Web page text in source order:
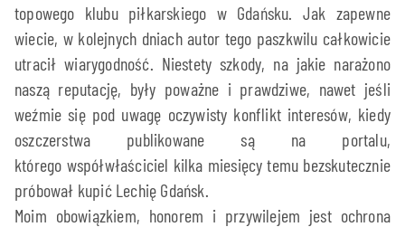
topowego klubu piłkarskiego w Gdańsku. Jak zapewne
wiecie, w kolejnych dniach autor tego paszkwilu całkowicie
utracił wiarygodność. Niestety szkody, na jakie narażono
naszą reputację, były poważne i prawdziwe, nawet jeśli
weźmie się pod uwagę oczywisty konflikt interesów, kiedy
oszczerstwa publikowane są na portalu,
którego współwłaściciel kilka miesięcy temu bezskutecznie
próbował kupić Lechię Gdańsk.
Moim obowiązkiem, honorem i przywilejem jest ochrona